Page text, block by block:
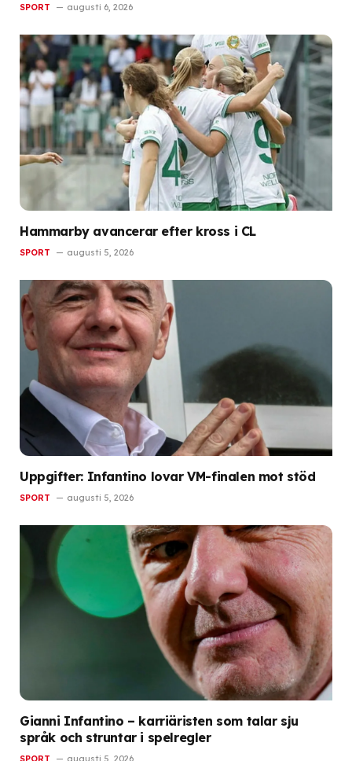
SPORT augusti 6, 2026
Hammarby avancerar efter kross i CL
SPORT augusti 5, 2026
Uppgifter: Infantino lovar VM-finalen mot stöd
SPORT augusti 5, 2026
Gianni Infantino – karriäristen som talar sju
språk och struntar i spelregler